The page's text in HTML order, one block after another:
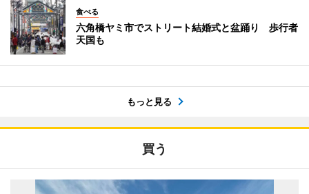
食べる
六角橋ヤミ市でストリート結婚式と盆踊り 歩行者
天国も
もっと見る
買う